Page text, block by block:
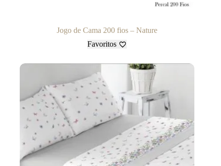
Jogo de Cama 200 fios – Nature
Favoritos